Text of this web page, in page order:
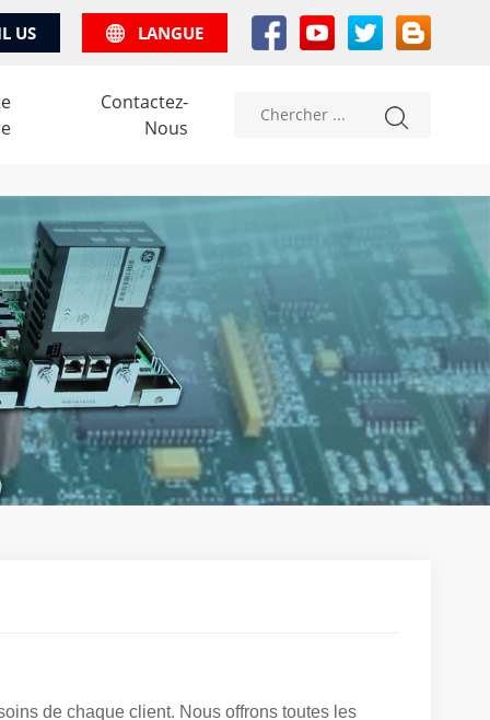
US LANGUE
Contactez-
Nous
de chaque client. Nous offrons toutes les